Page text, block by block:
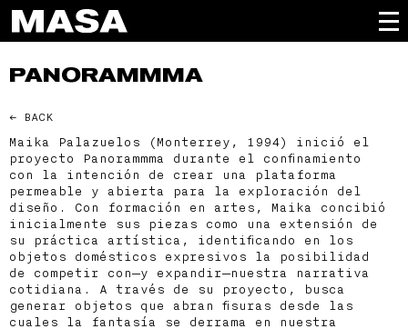
PANORAMMMA
← BACK
Maika Palazuelos (Monterrey, 1994) inició el
proyecto Panorammma durante el confinamiento
con la intención de crear una plataforma
permeable y abierta para la exploración del
diseño. Con formación en artes, Maika concibió
inicialmente sus piezas como una extensión de
su práctica artística, identificando en los
objetos domésticos expresivos la posibilidad
de competir con—y expandir—nuestra narrativa
cotidiana. A través de su proyecto, busca
generar objetos que abran fisuras desde las
cuales la fantasía se derrama en nuestra